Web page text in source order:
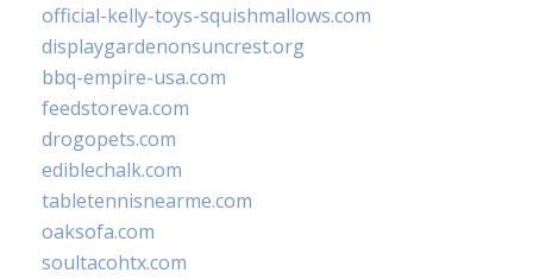
official-kelly-toys-squishmallows.com
displaygardenonsuncrest.org
bbq-empire-usa.com
feedstoreva.com
drogopets.com
ediblechalk.com
tabletennisnearme.com
oaksofa.com
soultacohtx.com